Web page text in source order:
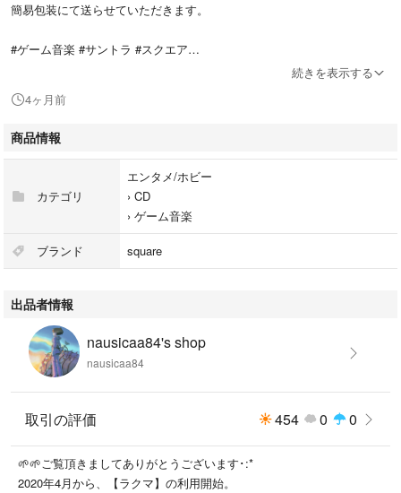
簡易包装にて送らせていただきます。
#ゲーム音楽 #サントラ #スクエア
続きを表示する
4ヶ月前
商品情報
カテゴリ
エンタメ/ホビー
› CD
› ゲーム音楽
ブランド square
出品者情報
nausicaa84's shop
nausicaa84
取引の評価 454 0 0
🌱🌱ご覧頂きましてありがとうございます･:*
2020年4月から、【ラクマ】の利用開始。